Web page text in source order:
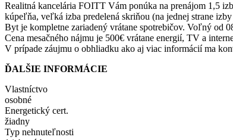
Realitná kancelária FOITT Vám ponúka na prenájom 1,5
kúpeľňa, veľká izba predelená skriňou (na jednej strane
Byt je kompletne zariadený vrátane spotrebičov. Voľný od
Cena mesačného nájmu je 500€ vrátane energií, TV a
V prípade záujmu o obhliadku ako aj viac informácií ma
ĎALŠIE INFORMÁCIE
Vlastníctvo
osobné
Energetický cert.
žiadny
Typ nehnuteľnosti